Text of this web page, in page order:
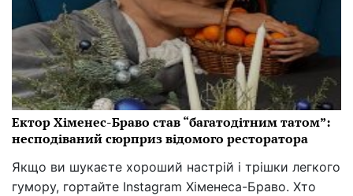
Ектор Хіменес-Браво став “багатодітним татом”:
несподіваний сюрприз відомого ресторатора
Якщо ви шукаєте хороший настрій і трішки легкого
гумору, гортайте Instagram Хіменеса-Браво. Хто